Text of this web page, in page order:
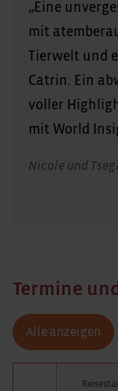
„Eine
mit
Tierwelt und
Catrin. Ein
voller
mit World
Nicole und
Termine
Alle anzeigen